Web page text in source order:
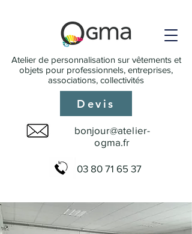
Atelier de personnalisation sur vêtements et
objets pour professionnels, entreprises,
associations, collectivités
bonjour@atelier-
ogma.fr
03 80 71 65 37
Devis